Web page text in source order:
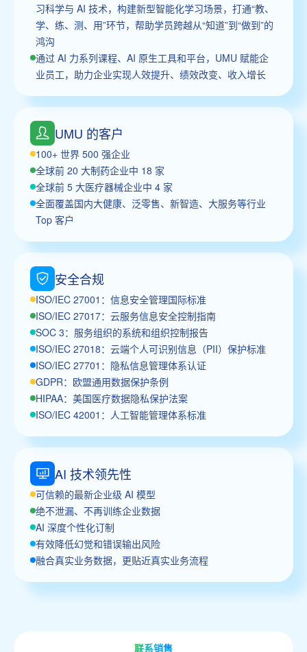
习科学与 AI 技术，构建新型智能化学习场景，打通“教、
学、练、测、用”环节，帮助学员跨越从“知道”到“做到”的
鸿沟
通过 AI 力系列课程、AI 原生工具和平台，UMU 赋能企
业员工，助力企业实现人效提升、绩效改变、收入增长
UMU 的客户
100+ 世界 500 强企业
全球前 20 大制药企业中 18 家
全球前 5 大医疗器械企业中 4 家
全面覆盖国内大健康、泛零售、新智造、大服务等行业
Top 客户
安全合规
ISO/IEC 27001：信息安全管理国际标准
ISO/IEC 27017：云服务信息安全控制指南
SOC 3：服务组织的系统和组织控制报告
ISO/IEC 27018：云端个人可识别信息（PII）保护标准
ISO/IEC 27701：隐私信息管理体系认证
GDPR：欧盟通用数据保护条例
HIPAA：美国医疗数据隐私保护法案
ISO/IEC 42001：人工智能管理体系标准
AI 技术领先性
可信赖的最新企业级 AI 模型
绝不泄漏、不再训练企业数据
AI 深度个性化订制
有效降低幻觉和错误输出风险
融合真实业务数据，更贴近真实业务流程
联系销售